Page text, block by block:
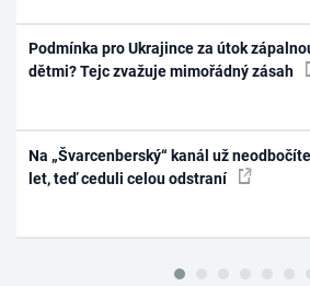
Podmínka pro Ukrajince za útok
dětmi? Tejc zvažuje mimořádný zásah
Na „Švarcenberský“ kanál už
let, teď ceduli celou odstraní